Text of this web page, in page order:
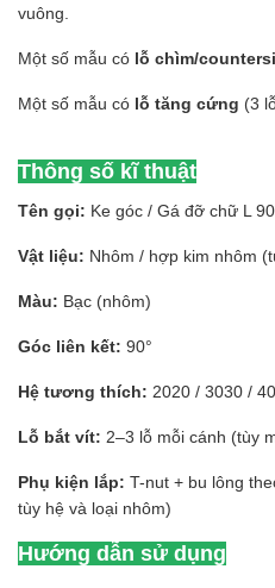
vuông.
Một số mẫu có lỗ chìm/
Một số mẫu có lỗ tăng cứng (3
Thông số kĩ thuật
Tên gọi: Ke góc / Gá đỡ chữ L
Vật liệu: Nhôm / hợp kim nhôm
Màu: Bạc (nhôm)
Góc liên kết: 90°
Hệ tương thích: 2020 / 3030 /
Lỗ bắt vít: 2–3 lỗ mỗi cánh (tùy
Phụ kiện lắp: T-nut + bu lông
tùy hệ và loại nhôm)
Hướng dẫn sử dụng